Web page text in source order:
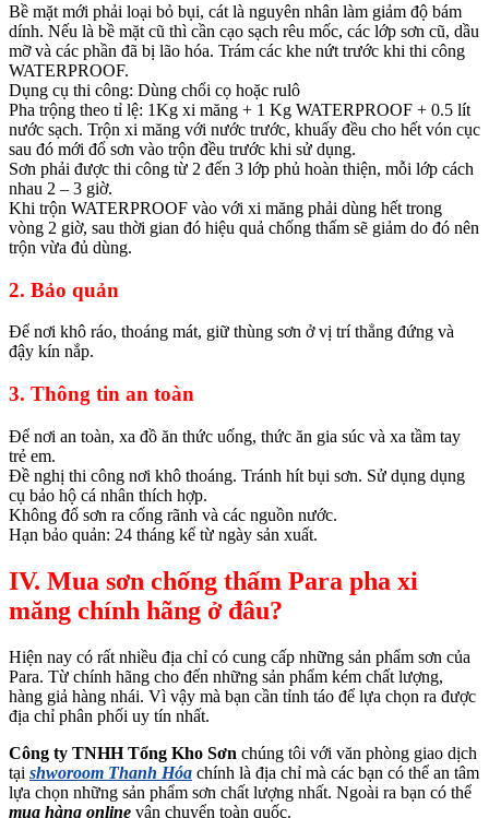
Bề mặt mới phải loại bỏ bụi, cát là nguyên nhân làm giảm độ bám
dính. Nếu là bề mặt cũ thì cần cạo sạch rêu mốc, các lớp sơn cũ, dầu
mỡ và các phần đã bị lão hóa. Trám các khe nứt trước khi thi công
WATERPROOF.
Dụng cụ thi công: Dùng chổi cọ hoặc rulô
Pha trộng theo tỉ lệ: 1Kg xi măng + 1 Kg WATERPROOF + 0.5 lít
nước sạch. Trộn xi măng với nước trước, khuấy đều cho hết vón cục
sau đó mới đổ sơn vào trộn đều trước khi sử dụng.
Sơn phải được thi công từ 2 đến 3 lớp phủ hoàn thiện, mỗi lớp cách
nhau 2 – 3 giờ.
Khi trộn WATERPROOF vào với xi măng phải dùng hết trong
vòng 2 giờ, sau thời gian đó hiệu quả chống thấm sẽ giảm do đó nên
trộn vừa đủ dùng.
2. Bảo quản
Để nơi khô ráo, thoáng mát, giữ thùng sơn ở vị trí thẳng đứng và
đậy kín nắp.
3. Thông tin an toàn
Để nơi an toàn, xa đồ ăn thức uống, thức ăn gia súc và xa tầm tay
trẻ em.
Đề nghị thi công nơi khô thoáng. Tránh hít bụi sơn. Sử dụng dụng
cụ bảo hộ cá nhân thích hợp.
Không đổ sơn ra cống rãnh và các nguồn nước.
Hạn bảo quản: 24 tháng kể từ ngày sản xuất.
IV. Mua sơn chống thấm Para pha xi
măng chính hãng ở đâu?
Hiện nay có rất nhiều địa chỉ có cung cấp những sản phẩm sơn của
Para. Từ chính hãng cho đến những sản phẩm kém chất lượng,
hàng giả hàng nhái. Vì vậy mà bạn cần tỉnh táo để lựa chọn ra được
địa chỉ phân phối uy tín nhất.
Công ty TNHH Tổng Kho Sơn chúng tôi với văn phòng giao dịch
tại shworoom Thanh Hóa chính là địa chỉ mà các bạn có thể an tâm
lựa chọn những sản phẩm sơn chất lượng nhất. Ngoài ra bạn có thể
mua hàng online vận chuyển toàn quốc.